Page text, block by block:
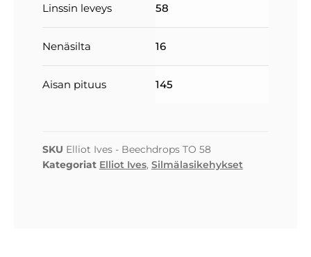
Linssin leveys 58
Nenäsilta 16
Aisan pituus 145
SKU Elliot Ives - Beechdrops TO 58
Kategoriat Elliot Ives, Silmälasikehykset